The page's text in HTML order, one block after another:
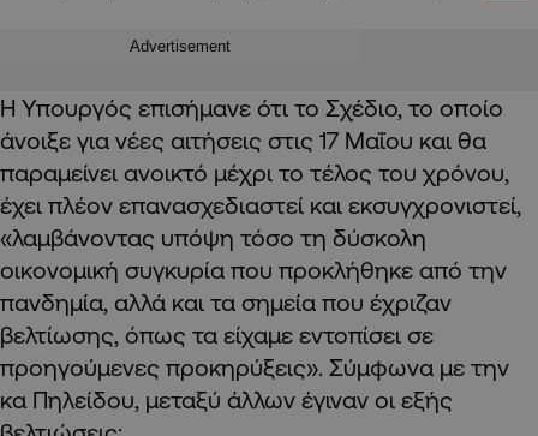
Advertisement
H Υπουργός επισήμανε ότι το Σχέδιο, το οποίο
άνοιξε για νέες αιτήσεις στις 17 Μαΐου και θα
παραμείνει ανοικτό μέχρι το τέλος του χρόνου,
έχει πλέον επανασχεδιαστεί και εκσυγχρονιστεί,
«λαμβάνοντας υπόψη τόσο τη δύσκολη
οικονομική συγκυρία που προκλήθηκε από την
πανδημία, αλλά και τα σημεία που έχριζαν
βελτίωσης, όπως τα είχαμε εντοπίσει σε
προηγούμενες προκηρύξεις». Σύμφωνα με την
κα Πηλείδου, μεταξύ άλλων έγιναν οι εξής